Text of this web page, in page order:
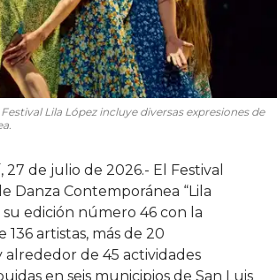
Lila López incluye diversas expresiones de
27 de julio de 2026.- El Festival
Danza Contemporánea “Lila
su edición número 46 con la
136 artistas, más de 20
alrededor de 45 actividades
en seis municipios de San Luis